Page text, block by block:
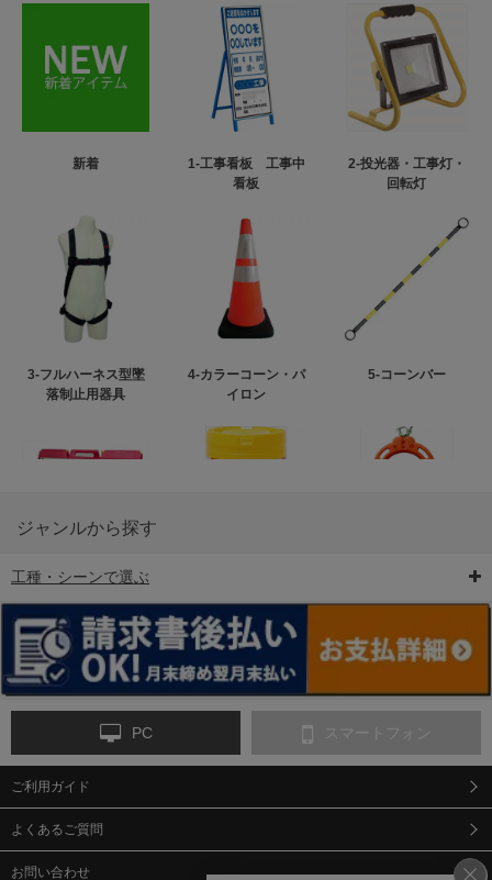
新着
1-工事看板 工事中
看板
2-投光器・工事灯・
回転灯
3-フルハーネス型墜
落制止用器具
4-カラーコーン・パ
イロン
5-コーンバー
6-矢印板/LED矢印板
ンス
9-点字マット・タイ
ジャンルから探す
工種・シーンで選ぶ
PC スマートフォン
ご利用ガイド
よくあるご質問
お問い合わせ